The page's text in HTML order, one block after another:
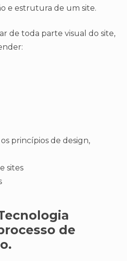
e estrutura de um site.
de toda parte visual do site,
princípios de design,
sites
de